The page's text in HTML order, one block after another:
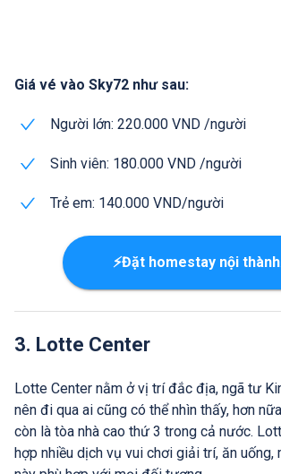
Giá vé vào Sky72 như sau:
Người lớn: 220.000 VND /người
Sinh viên: 180.000 VND /người
Trẻ em: 140.000 VND/người
⚡Đặt homestay nội
3. Lotte Center
Lotte Center nằm ở vị trí đắc địa, ngã tư
nên đi qua ai cũng có thể nhìn thấy, hơn
còn là tòa nhà cao thứ 3 trong cả nước.
hợp nhiều dịch vụ vui chơi giải trí, ăn uống,